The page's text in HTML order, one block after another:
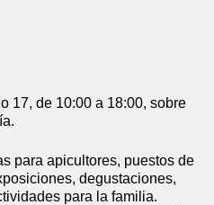
17, de 10:00 a 18:00, sobre
para apicultores, puestos de
degustaciones,
para la familia.